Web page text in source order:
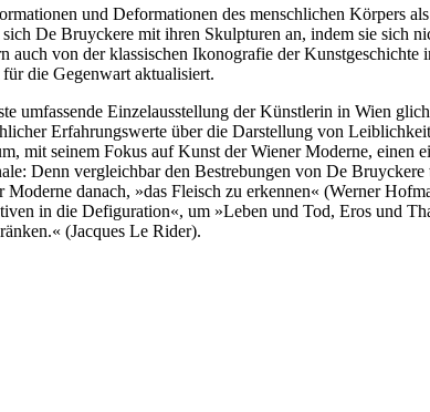
und Deformationen des menschlichen Körpers
De Bruyckere mit ihren Skulpturen an, indem sie sich
auch von der klassischen Ikonografie der Kunstgeschichte
die Gegenwart aktualisiert.
umfassende Einzelausstellung der Künstlerin in Wien
Erfahrungswerte über die Darstellung von
mit seinem Fokus auf Kunst der Wiener Moderne, einen
Denn vergleichbar den Bestrebungen von De
Moderne danach, »das Fleisch zu erkennen« (Werner
in die Defiguration«, um »Leben und Tod, Eros und
(Jacques Le Rider).